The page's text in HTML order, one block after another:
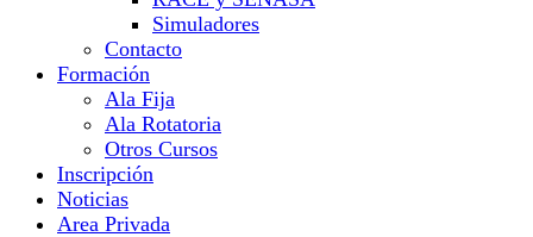
Simuladores
Contacto
Formación
Ala Fija
Ala Rotatoria
Otros Cursos
Inscripción
Noticias
Area Privada